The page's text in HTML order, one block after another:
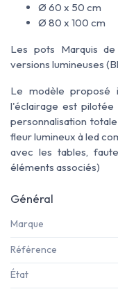
Ø 60 x 50 cm
Ø 80 x 100 cm
Les pots Marquis
versions lumineuses
Le modèle proposé
l'éclairage est pilotée
personnalisation
fleur lumineux à led
avec les tables,
éléments associés)
Général
Marque
Référence
État